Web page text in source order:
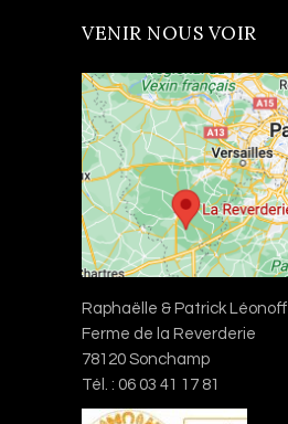
VENIR NOUS VOIR
Raphaëlle & Patrick Léonoff
Ferme de la Reverderie
78120 Sonchamp
Tél. : 06 03 41 17 81